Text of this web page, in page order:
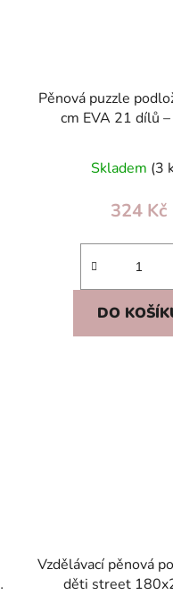
Pěnová puzzle
cm EVA 21 dílů
edukativní
Skladem (3
324 Kč
DO
Vzdělávací pěnová
děti street